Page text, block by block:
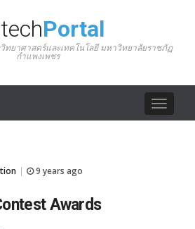
Portal
ยาศาสตร์และเทคโนโลยี มหาวิทยาลัยราชภัฏ
กำแพงเพชร
Toggle
9 years ago
Awards